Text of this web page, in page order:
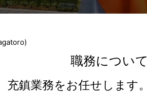
職務について
鎮業務をお任せします。